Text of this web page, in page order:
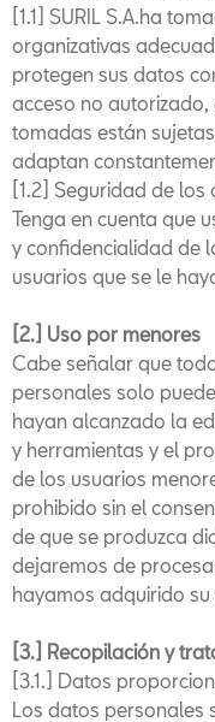
[1.1] SURIL S.A.ha
organizativas
protegen sus datos
acceso no
tomadas están
adaptan
[1.2] Seguridad de los
Tenga en cuenta que
y confidencialidad de
usuarios que se le
[2.] Uso por menores
Cabe señalar que
personales solo
hayan alcanzado la
y herramientas y el
de los usuarios
prohibido sin el
de que se produzca
dejaremos de
hayamos adquirido su
[3.] Recopilación y
[3.1.] Datos
Los datos personales